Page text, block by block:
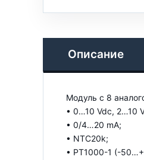
Описание
Модуль с 8
• 0…10 Vdc, 2…10
• 0/4…20 mA;
• NTC20k;
• PT1000-1 (-